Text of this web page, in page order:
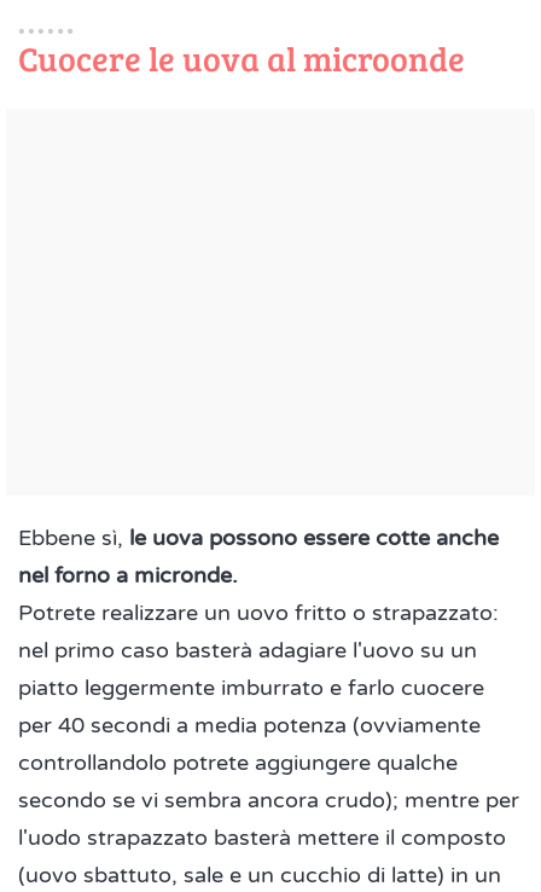
Cuocere le uova al microonde
Ebbene sì, le uova possono essere cotte anche
nel forno a micronde.
Potrete realizzare un uovo fritto o strapazzato:
nel primo caso basterà adagiare l'uovo su un
piatto leggermente imburrato e farlo cuocere
per 40 secondi a media potenza (ovviamente
controllandolo potrete aggiungere qualche
secondo se vi sembra ancora crudo); mentre per
l'uodo strapazzato basterà mettere il composto
(uovo sbattuto, sale e un cucchio di latte) in un